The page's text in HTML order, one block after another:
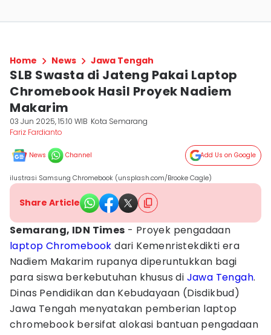
Home News Jawa Tengah
SLB Swasta di Jateng Pakai Laptop
Chromebook Hasil Proyek Nadiem
Makarim
03 Jun 2025, 15:10 WIB Kota Semarang
Fariz Fardianto
News Channel Add Us on Google
ilustrasi Samsung Chromebook (unsplash.com/Brooke Cagle)
Share Article
Semarang, IDN Times - Proyek pengadaan
laptop Chromebook dari Kemenristekdikti era
Nadiem Makarim rupanya diperuntukkan bagi
para siswa berkebutuhan khusus di Jawa Tengah.
Dinas Pendidikan dan Kebudayaan (Disdikbud)
Jawa Tengah menyatakan pemberian laptop
chromebook bersifat alokasi bantuan pengadaan